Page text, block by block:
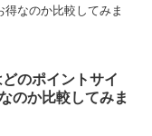
なのか比較してみま
のポイントサイ
のか比較してみま